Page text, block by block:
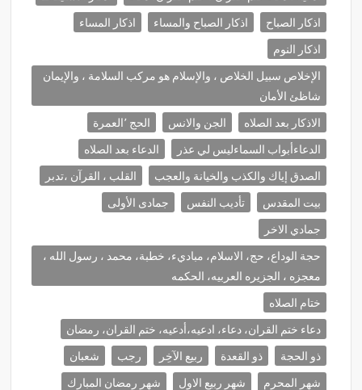
اذكار الصباح
اذكار الصباح والمساء
اذكار المساء
اذكار النوم
الإخلاص سبيل الخلاص ، والإسلام هو مركب السلامة ، والإيمان
شاظئ الأمان
الاذكار بعد الصلاه
الجن والانس
الحج ٬العمرة
الدعاءأبواب السماءليس لي عذر
الدعاء بعد الصلاه
الصدق إياك والكذب والخيانة والعجب
القلب ، القرآن ،تدبر
بيت المقدس
تأديب النفس
جمادى الأولى
جمادي الاخر
حجة الوداع، حج، الاسلام، مباديء، خطبة، محمد ، رسول الله ،
معجزه ، الجزيره العربيه، الحكمه
ختام الصلاه
دعاء ختم القران، دعاء، ادعيه،أدعيه، ختم القران، رمضان
ذو الحجة
ذو القعدة ربيع الآخِر رجب
شعبان
شهر المحرم
شهر ربيع الاول
شهر رمضان المبارك